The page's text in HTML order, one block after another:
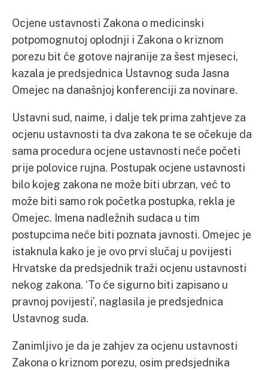
Ocjene ustavnosti Zakona o medicinski
potpomognutoj oplodnji i Zakona o kriznom
porezu bit će gotove najranije za šest mjeseci,
kazala je predsjednica Ustavnog suda Jasna
Omejec na današnjoj konferenciji za novinare.
Ustavni sud, naime, i dalje tek prima zahtjeve za
ocjenu ustavnosti ta dva zakona te se očekuje da
sama procedura ocjene ustavnosti neće početi
prije polovice rujna. Postupak ocjene ustavnosti
bilo kojeg zakona ne može biti ubrzan, već to
može biti samo rok početka postupka, rekla je
Omejec. Imena nadležnih sudaca u tim
postupcima neće biti poznata javnosti. Omejec je
istaknula kako je je ovo prvi slučaj u povijesti
Hrvatske da predsjednik traži ocjenu ustavnosti
nekog zakona. ‘To će sigurno biti zapisano u
pravnoj povijesti’, naglasila je predsjednica
Ustavnog suda.
Zanimljivo je da je zahjev za ocjenu ustavnosti
Zakona o kriznom porezu, osim predsjednika